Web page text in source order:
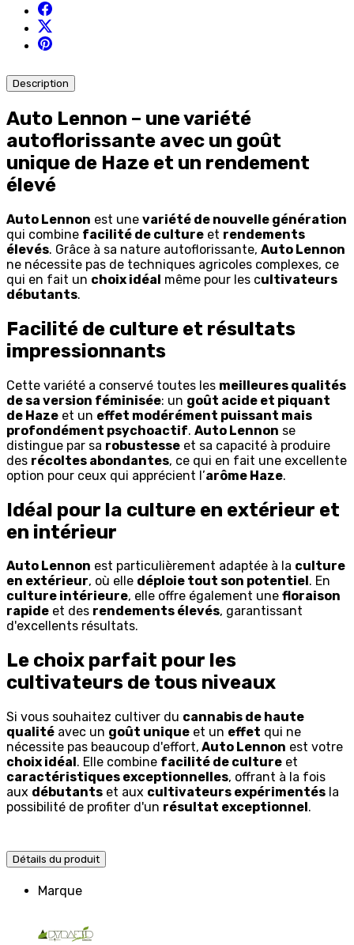
Description
Auto Lennon – une variété
autoflorissante avec un goût
unique de Haze et un rendement
élevé
Auto Lennon est une variété de nouvelle génération
qui combine facilité de culture et rendements
élevés. Grâce à sa nature autoflorissante, Auto Lennon
ne nécessite pas de techniques agricoles complexes, ce
qui en fait un choix idéal même pour les cultivateurs
débutants.
Facilité de culture et résultats
impressionnants
Cette variété a conservé toutes les meilleures qualités
de sa version féminisée: un goût acide et piquant
de Haze et un effet modérément puissant mais
profondément psychoactif. Auto Lennon se
distingue par sa robustesse et sa capacité à produire
des récoltes abondantes, ce qui en fait une excellente
option pour ceux qui apprécient l’arôme Haze.
Idéal pour la culture en extérieur et
en intérieur
Auto Lennon est particulièrement adaptée à la culture
en extérieur, où elle déploie tout son potentiel . En
culture intérieure, elle offre également une floraison
rapide et des rendements élevés, garantissant
d'excellents résultats.
Le choix parfait pour les
cultivateurs de tous niveaux
Si vous souhaitez cultiver du cannabis de haute
qualité avec un goût unique et un effet qui ne
nécessite pas beaucoup d'effort, Auto Lennon est votre
choix idéal . Elle combine facilité de culture et
caractéristiques exceptionnelles, offrant à la fois
aux débutants et aux cultivateurs expérimentés la
possibilité de profiter d'un résultat exceptionnel .
Détails du produit
Marque